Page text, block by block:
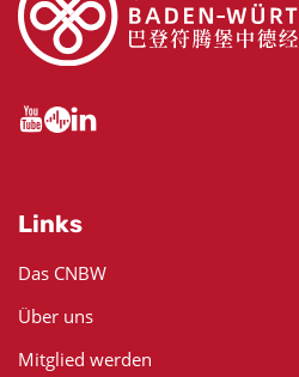
Links
Das CNBW
Über uns
Mitglied werden